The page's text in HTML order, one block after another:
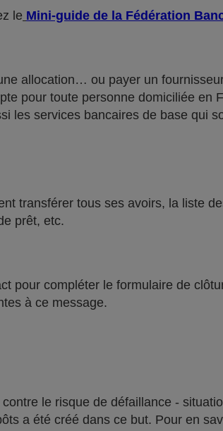
le Mini-guide de la Fédération
allocation… ou payer un
pour toute personne domiciliée en
les services bancaires de base qui
transférer tous ses avoirs, la liste
prêt, etc.
pour compléter le formulaire de
à ce message.
le risque de défaillance -
a été créé dans ce but. Pour en